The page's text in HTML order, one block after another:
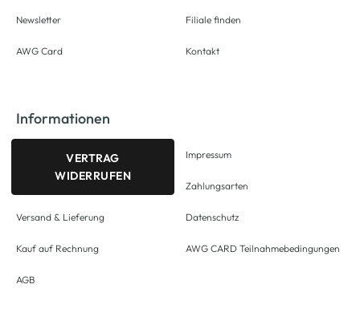
Newsletter
AWG Card
Filiale finden
Kontakt
Informationen
VERTRAG
WIDERRUFEN
Versand & Lieferung
Kauf auf Rechnung
AGB
Impressum
Zahlungsarten
Datenschutz
AWG CARD Teilnahmebedingungen